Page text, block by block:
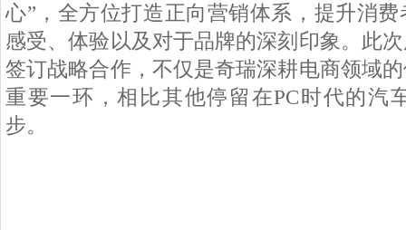
心”，全方位打造正向营销体系，提升消
感受、体验以及对于品牌的深刻印象。此
签订战略合作，不仅是奇瑞深耕电商领域
重要一环，相比其他停留在PC时代的汽
步。